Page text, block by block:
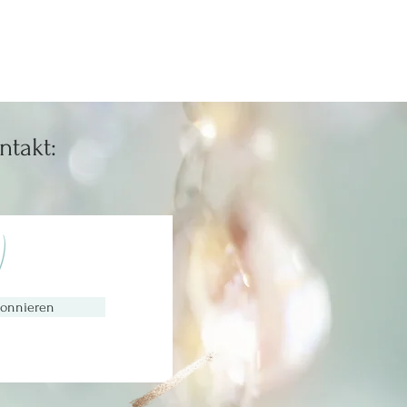
kannst mir den Betrag
& Männer, deshalb